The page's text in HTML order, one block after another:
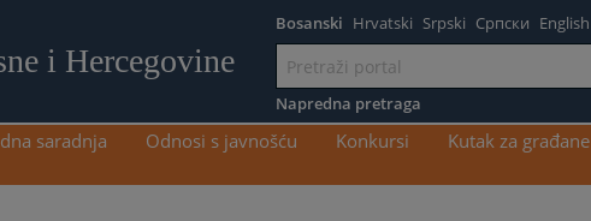
i Hercegovine
sadržaj
Bosanski Hrvatski Srpski Српски English
Napredna pretraga
saradnja Odnosi s javnošću Konkursi Kutak za građane